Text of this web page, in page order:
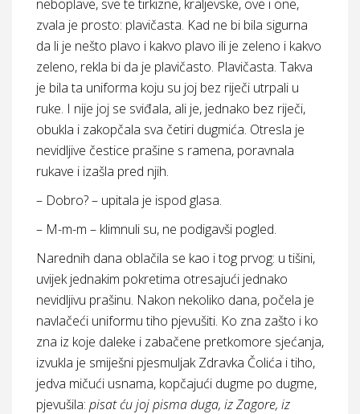
neboplave, sve te tirkizne, kraljevske, ove i one,
zvala je prosto: plavičasta. Kad ne bi bila sigurna
da li je nešto plavo i kakvo plavo ili je zeleno i kakvo
zeleno, rekla bi da je plavičasto. Plavičasta. Takva
je bila ta uniforma koju su joj bez riječi utrpali u
ruke. I nije joj se sviđala, ali je, jednako bez riječi,
obukla i zakopčala sva četiri dugmića. Otresla je
nevidljive čestice prašine s ramena, poravnala
rukave i izašla pred njih.
– Dobro? – upitala je ispod glasa.
– M-m-m – klimnuli su, ne podigavši pogled.
Narednih dana oblačila se kao i tog prvog: u tišini,
uvijek jednakim pokretima otresajući jednako
nevidljivu prašinu. Nakon nekoliko dana, počela je
navlačeći uniformu tiho pjevušiti. Ko zna zašto i ko
zna iz koje daleke i zabačene pretkomore sjećanja,
izvukla je smiješni pjesmuljak Zdravka Čolića i tiho,
jedva mičući usnama, kopčajući dugme po dugme,
pjevušila: pisat ću joj pisma duga, iz Zagore, iz